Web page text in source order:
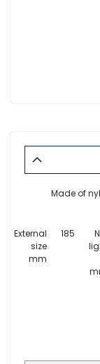
Made of
185
External
size
mm